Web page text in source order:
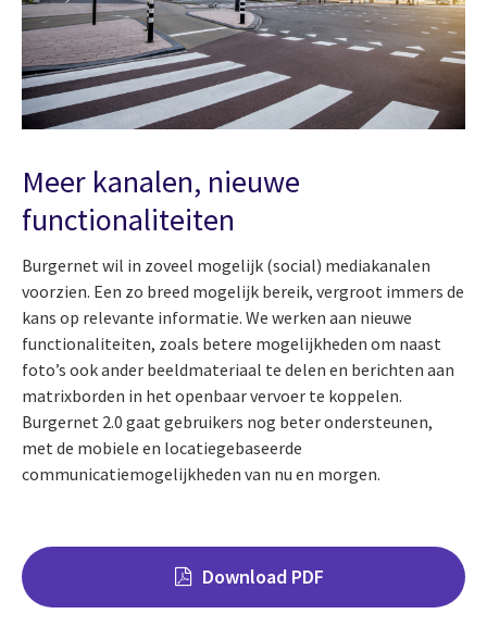
Meer kanalen, nieuwe
functionaliteiten
Burgernet wil in zoveel mogelijk (social) mediakanalen
voorzien. Een zo breed mogelijk bereik, vergroot immers de
kans op relevante informatie. We werken aan nieuwe
functionaliteiten, zoals betere mogelijkheden om naast
foto’s ook ander beeldmateriaal te delen en berichten aan
matrixborden in het openbaar vervoer te koppelen.
Burgernet 2.0 gaat gebruikers nog beter ondersteunen,
met de mobiele en locatiegebaseerde
communicatiemogelijkheden van nu en morgen.
Download PDF